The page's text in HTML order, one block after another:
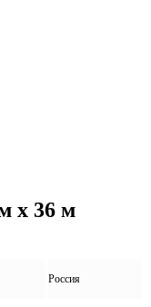
x 36 м
Россия